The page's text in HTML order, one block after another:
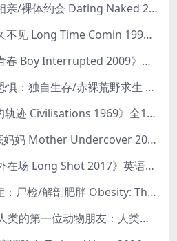
美国纪录片《裸体相亲/裸体约会 Dating Naked 2014-2016》第1-3季全33集 英语中英双字 无水印纯净版 1080P/MKV/85.6G 裸体相亲真人秀
加拿大纪录片《好久不见 Long Time Comin 1993》英语中英双字 官方纯净版 1080P/MKV/1G 女同性艺术家
美国纪录片《双相青春 Boy Interrupted 2009》英语中英双字 官方纯净版 1080P/MKV/1.43G 青少年躁郁症
探索频道《赤裸与恐惧：独自生存/赤裸荒野求生 Naked and Afraid: Solo 2023》第一季全8集 英语中英双字 官方纯净版 高码1080P/MKV/45.4G
BBC纪录片《文明的轨迹 Civilisations 1969》全13集 英语中英双字 高清收藏版 1080P/MKV/64.1G 西方艺术史话
HULU纪录片《卧底妈妈 Mother Undercover 2023》全4集 英语中英双字 官方纯净版 1080P/MKV/7.6G 拯救孩子
Netflix纪录片《意外在场 Long Shot 2017》英语中字 720P/NKV/1.06GB 美国谋杀误判案件
BBC纪录片《肥胖症：尸检/解剖肥胖 Obesity: The Post Mortem 2016》英语中英双字 无水印纯净版 1080P/MKV/1.03G
Boreales纪录片《人类的第一位动物朋友：人类和狗的神奇故事 Man’s First Friend 2018》英语中英双字 1080P/MP4/1.8G 狗的神奇故事